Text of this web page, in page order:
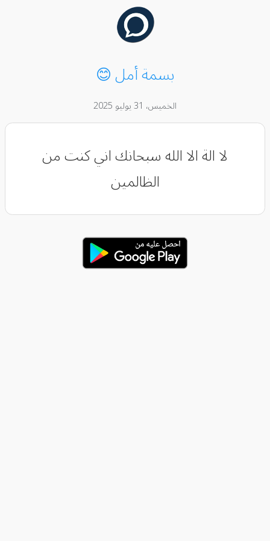
بسمة أمل 😊
الخميس، 31 يوليو 2025
لا الة الا الله سبحانك اني كنت من
الظالمين